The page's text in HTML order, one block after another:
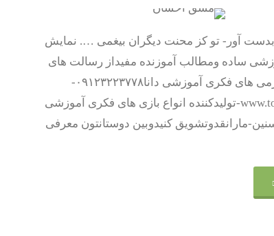
بدست آور- تو کز محنت دیگران بیغمی …. نمایش
ساده ومطالب آموزنده مفیداز رسالت های
ماست-سرگرمی های فکری آموزشی دانا۰۹۱۲۳۲۲۳۷۷۸-
www.toysdana.com-تولیدکننده انواع بازی های فکری آموزشی
مارانقدوتشویق کنیدوبین دوستانتون معرفی